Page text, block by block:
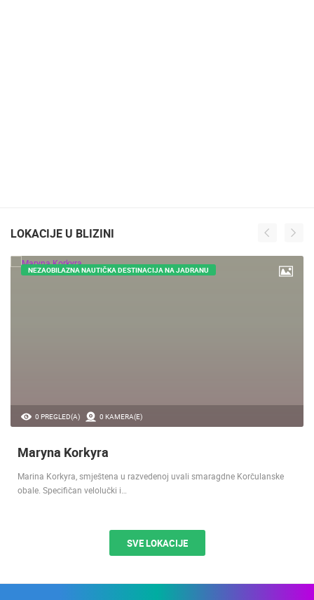
LOKACIJE U BLIZINI
0 PREGLED(A) 0 KAMERA(E)
NEZAOBILAZNA NAUTIČKA DESTINACIJA NA JADRANU
Maryna Korkyra
Marina Korkyra, smještena u razvedenoj uvali smaragdne Korčulanske
obale. Specifičan velolučki i…
SVE LOKACIJE